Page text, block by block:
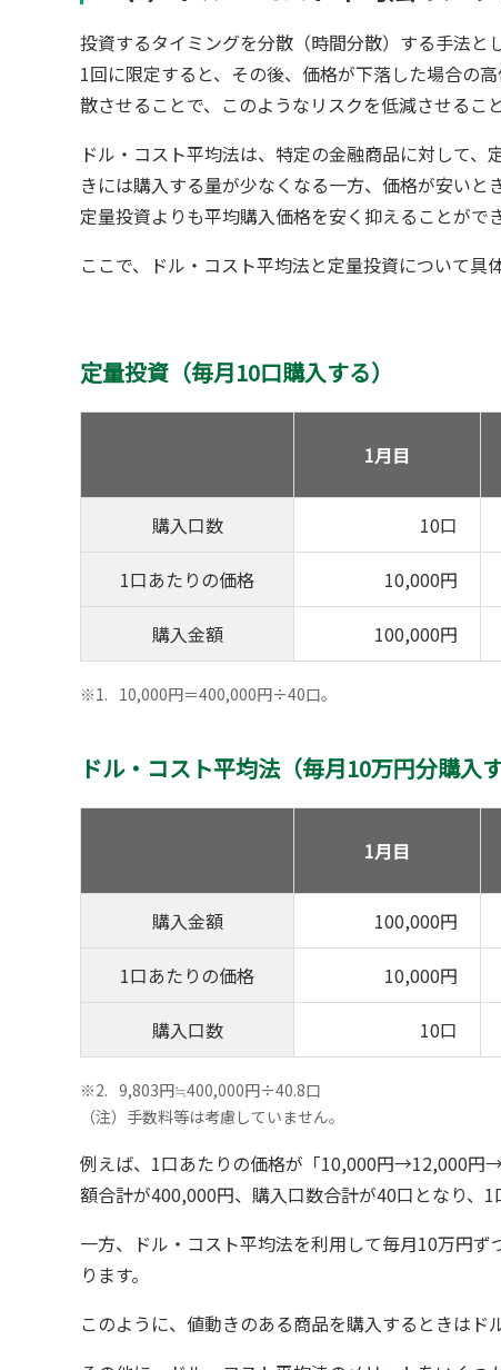
投資するタイミングを分散（時間分散）する手法
1回に限定すると、その後、価格が下落した場合の
散させることで、このようなリスクを低減させるこ
ドル・コスト平均法は、特定の金融商品に対して
きには購入する量が少なくなる一方、価格が安い
定量投資よりも平均購入価格を安く抑えることができ
ここで、ドル・コスト平均法と定量投資について具
定量投資（毎月10口購入する）
1月目
購入口数 10口
1口あたりの価格 10,000円
購入金額 100,000円
※1 10,000円＝400,000円÷40口。
ドル・コスト平均法（毎月10万円分購入す
1月目
購入金額 100,000円
1口あたりの価格 10,000円
購入口数 10口
※2
9,803円≒400,000円÷40.8口
（注）手数料等は考慮していません。
例えば、1口あたりの価格が「10,000円→12,000円
額合計が400,000円、購入口数合計が40口となり、
一方、ドル・コスト平均法を利用して毎月10万円
ります。
このように、値動きのある商品を購入するときは